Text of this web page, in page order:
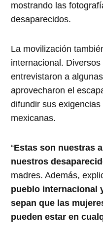
mostrando las
desaparecidos.
La movilización
internacional.
entrevistaron a
aprovecharon el
difundir sus
mexicanas.
“Estas son nuestras
nuestros
madres. Además,
pueblo internacional
sepan que las
pueden estar en